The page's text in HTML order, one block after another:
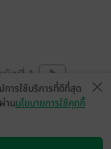
น้าที่ 1
การใช้บริการที่ดีที่สุด
านนโยบายการใช้คุกกี้